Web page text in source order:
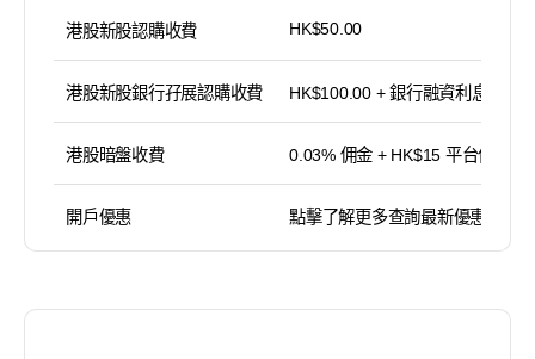
港股新股認購收費 HK$50.00
港股新股銀行孖展認購收費 HK$100.00 + 銀行融資利息
港股暗盤收費 0.03% 佣金 + HK$15 平台使用費
開戶優惠 點擊了解更多查詢最新優惠